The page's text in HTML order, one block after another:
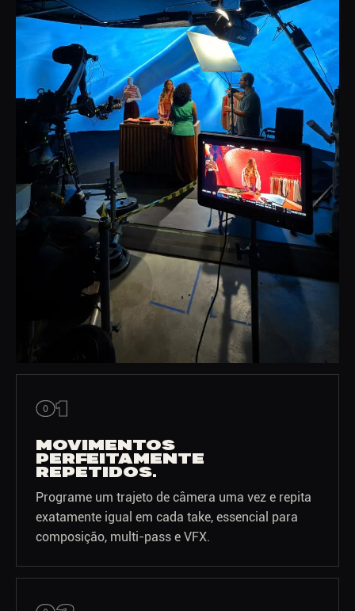
01
MOVIMENTOS
PERFEITAMENTE
REPETIDOS.
Programe um trajeto de câmera uma vez e repita
exatamente igual em cada take, essencial para
composição, multi-pass e VFX.